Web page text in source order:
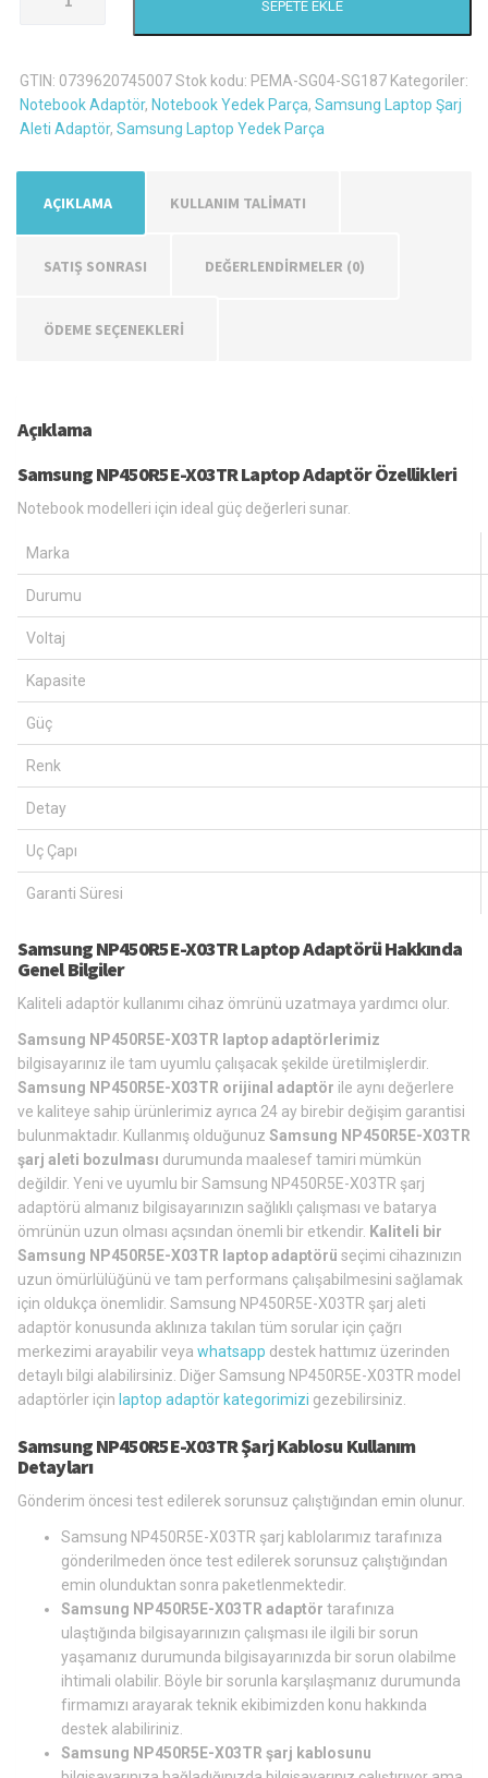
NP450R5E-
Aleti
Adaptör
adet
SEPETE EKLE
GTIN: 0739620745007Stok kodu: PEMA-SG04-SG187 Kategoriler:
Notebook Adaptör, Notebook Yedek Parça, Samsung Laptop Şarj
Aleti Adaptör, Samsung Laptop Yedek Parça
AÇIKLAMA KULLANIM TALİMATI
SATIŞ SONRASI DEĞERLENDIRMELER (0)
ÖDEME SEÇENEKLERİ
Açıklama
Samsung NP450R5E-X03TR Laptop Adaptör Özellikleri
Notebook modelleri için ideal güç değerleri sunar.
Marka
Durumu
Voltaj
Kapasite
Güç
Renk
Detay
Uç Çapı
Garanti Süresi
Samsung NP450R5E-X03TR Laptop Adaptörü Hakkında
Genel Bilgiler
Kaliteli adaptör kullanımı cihaz ömrünü uzatmaya yardımcı olur.
Samsung NP450R5E-X03TR laptop adaptörlerimiz
bilgisayarınız ile tam uyumlu çalışacak şekilde üretilmişlerdir.
Samsung NP450R5E-X03TR orijinal adaptör ile aynı değerlere
ve kaliteye sahip ürünlerimiz ayrıca 24 ay birebir değişim garantisi
bulunmaktadır. Kullanmış olduğunuz Samsung NP450R5E-X03TR
şarj aleti bozulması durumunda maalesef tamiri mümkün
değildir. Yeni ve uyumlu bir Samsung NP450R5E-X03TR şarj
adaptörü almanız bilgisayarınızın sağlıklı çalışması ve batarya
ömrünün uzun olması açsından önemli bir etkendir. Kaliteli bir
Samsung NP450R5E-X03TR laptop adaptörü seçimi cihazınızın
uzun ömürlülüğünü ve tam performans çalışabilmesini sağlamak
için oldukça önemlidir. Samsung NP450R5E-X03TR şarj aleti
adaptör konusunda aklınıza takılan tüm sorular için çağrı
merkezimi arayabilir veya whatsapp destek hattımız üzerinden
detaylı bilgi alabilirsiniz. Diğer Samsung NP450R5E-X03TR model
adaptörler için laptop adaptör kategorimizi gezebilirsiniz.
Samsung NP450R5E-X03TR Şarj Kablosu Kullanım
Detayları
Gönderim öncesi test edilerek sorunsuz çalıştığından emin olunur.
Samsung NP450R5E-X03TR şarj kablolarımız tarafınıza
gönderilmeden önce test edilerek sorunsuz çalıştığından
emin olunduktan sonra paketlenmektedir.
Samsung NP450R5E-X03TR adaptör tarafınıza
ulaştığında bilgisayarınızın çalışması ile ilgili bir sorun
yaşamanız durumunda bilgisayarınızda bir sorun olabilme
ihtimali olabilir. Böyle bir sorunla karşılaşmanız durumunda
firmamızı arayarak teknik ekibimizden konu hakkında
destek alabiliriniz.
Samsung NP450R5E-X03TR şarj kablosunu